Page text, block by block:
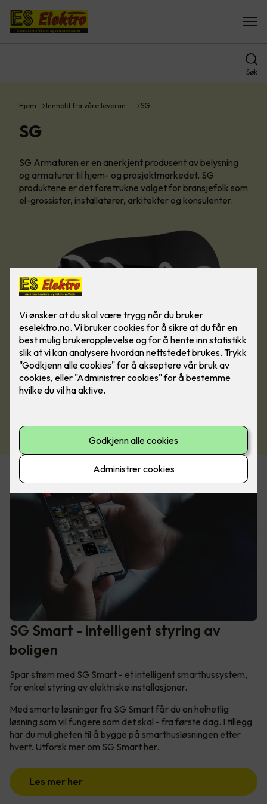
Søk
Hjem Innhold fra våre leveran… SG
SG
SG Armaturen er en anerkjent produsent av belysning
og armaturer til hjem- og prosjektmarkedet. SG
produktene er det foretrukne valget for bransjefolk som
el-grossister, installatører, arkitekter og konsulenter.
SG Smart - intelligent styring av
boligen
Spar strøm med SG Smart - et intelligent smarthussystem,
for enkel styring av elektriske installasjoner.
Med smarte løsninger fra SG Smart får du en helhetlig
løsning som vil fungere som det skal - fra første dag. I tillegg
har du muligheten til å bygge på smarthusløsningen etter
hvert. Utforsk mer om SG Smart her.
Les mer her